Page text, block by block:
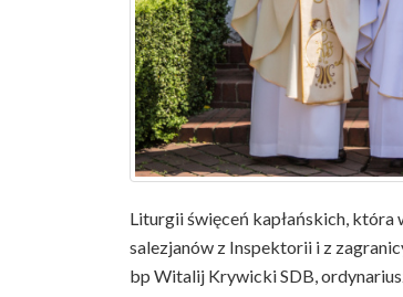
Liturgii święceń kapłańskich,
salezjanów z Inspektorii i z
bp Witalij Krywicki SDB,